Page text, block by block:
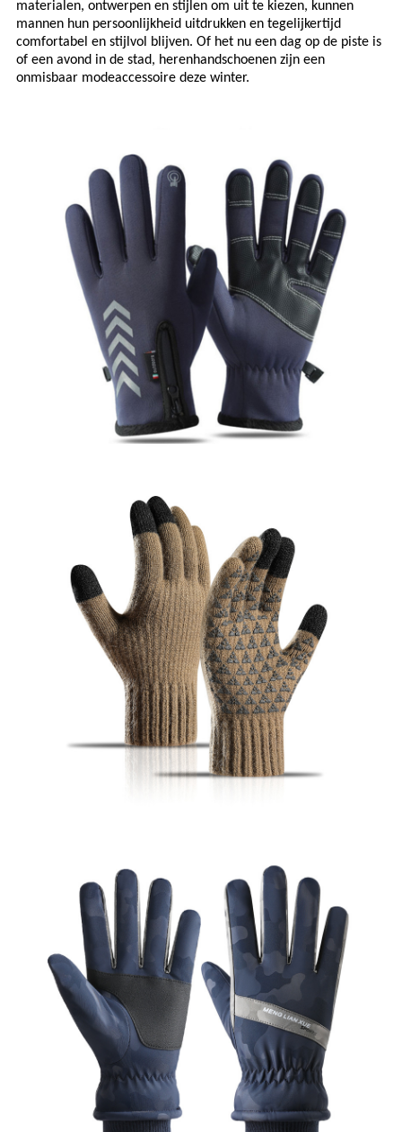
materialen, ontwerpen en stijlen om uit te kiezen, kunnen
mannen hun persoonlijkheid uitdrukken en tegelijkertijd
comfortabel en stijlvol blijven. Of het nu een dag op de piste is
of een avond in de stad, herenhandschoenen zijn een
onmisbaar modeaccessoire deze winter.